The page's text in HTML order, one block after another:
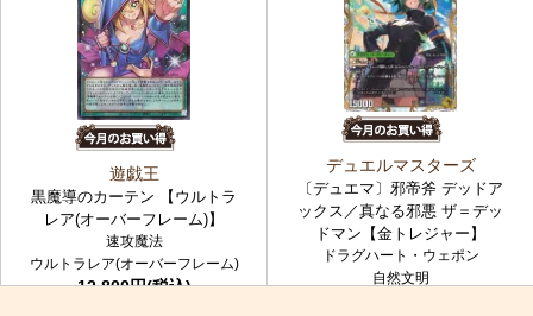
遊戯王
黒魔導のカーテン 【ウルトラ
レア(オーバーフレーム)】
速攻魔法
ウルトラレア(オーバーフレーム)
12,800円(税込)
デュエルマスターズ
〔デュエマ〕邪帝斧 デッドア
ックス／真なる邪悪 ザ＝デッ
ドマン【金トレジャー】
ドラグハート・ウェポン
自然文明